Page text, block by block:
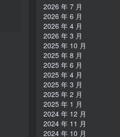
2026 年 7 月
2026 年 6 月
2026 年 4 月
2026 年 3 月
2025 年 10 月
2025 年 8 月
2025 年 6 月
2025 年 4 月
2025 年 3 月
2025 年 2 月
2025 年 1 月
2024 年 12 月
2024 年 11 月
2024 年 10 月